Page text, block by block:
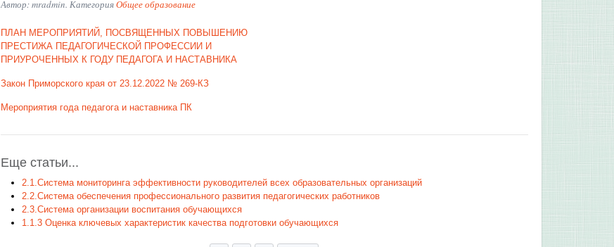
Автор: mradmin. КатегорияОбщее образование
ПЛАН МЕРОПРИЯТИЙ, ПОСВЯЩЕННЫХ ПОВЫШЕНИЮ
ПРЕСТИЖА ПЕДАГОГИЧЕСКОЙ ПРОФЕССИИ И
ПРИУРОЧЕННЫХ К ГОДУ ПЕДАГОГА И НАСТАВНИКА
Закон Приморского края от 23.12.2022 № 269-КЗ
Мероприятия года педагога и наставника ПК
Еще статьи...
2.1.Система мониторинга эффективности руководителей всех образовательных организаций
2.2.Система обеспечения профессионального развития педагогических работников
2.3.Система организации воспитания обучающихся
1.1.3 Оценка ключевых характеристик качества подготовки обучающихся